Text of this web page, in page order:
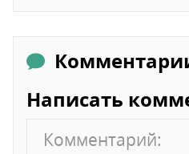
Написать